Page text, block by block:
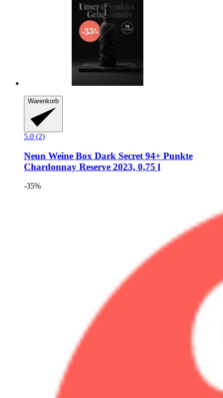
Warenkorb
5.0 (2)
Neun Weine Box Dark Secret 94+ Punkte
Chardonnay Reserve 2023, 0,75 l
-35%